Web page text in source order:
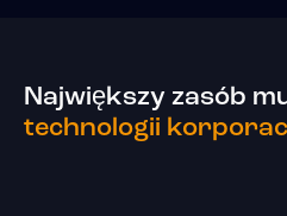
Największy zasób
technologii